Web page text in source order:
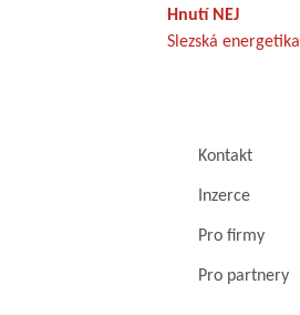
Hnutí NEJ
Slezská energetika
Kontakt
Inzerce
Pro firmy
Pro partnery